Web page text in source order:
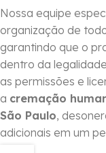
Nossa equipe
organização de
garantindo que o
dentro da
as permissões e
a cremação
São Paulo,
adicionais em um